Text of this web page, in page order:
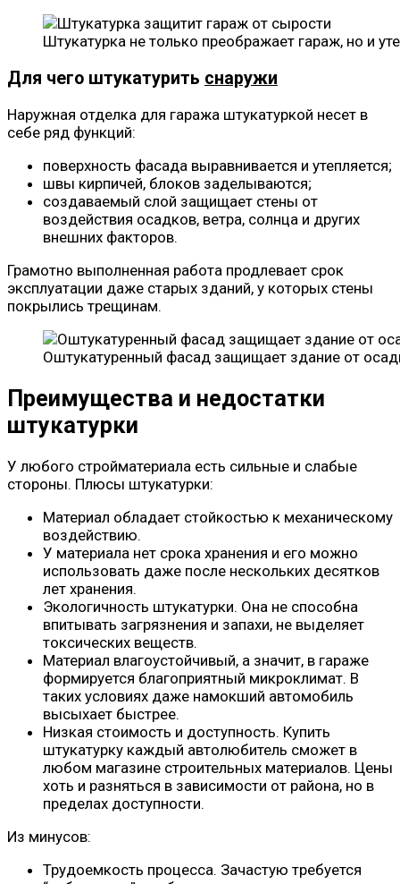
Штукатурка не только преображает гараж, но и
Для чего штукатурить снаружи
Наружная отделка для гаража штукатуркой несет в
себе ряд функций:
поверхность фасада выравнивается и утепляется;
швы кирпичей, блоков заделываются;
создаваемый слой защищает стены от
воздействия осадков, ветра, солнца и других
внешних факторов.
Грамотно выполненная работа продлевает срок
эксплуатации даже старых зданий, у которых стены
покрылись трещинам.
Оштукатуренный фасад защищает здание от
Преимущества и недостатки
штукатурки
У любого стройматериала есть сильные и слабые
стороны. Плюсы штукатурки:
Материал обладает стойкостью к механическому
воздействию.
У материала нет срока хранения и его можно
использовать даже после нескольких десятков
лет хранения.
Экологичность штукатурки. Она не способна
впитывать загрязнения и запахи, не выделяет
токсических веществ.
Материал влагоустойчивый, а значит, в гараже
формируется благоприятный микроклимат. В
таких условиях даже намокший автомобиль
высыхает быстрее.
Низкая стоимость и доступность. Купить
штукатурку каждый автолюбитель сможет в
любом магазине строительных материалов. Цены
хоть и разняться в зависимости от района, но в
пределах доступности.
Из минусов:
Трудоемкость процесса. Зачастую требуется